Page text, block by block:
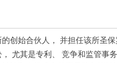
的创始合伙人， 并担任该所圣
尤其是专利、 竞争和监管事